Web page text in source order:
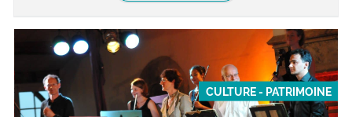
CULTURE - PATRIMOINE